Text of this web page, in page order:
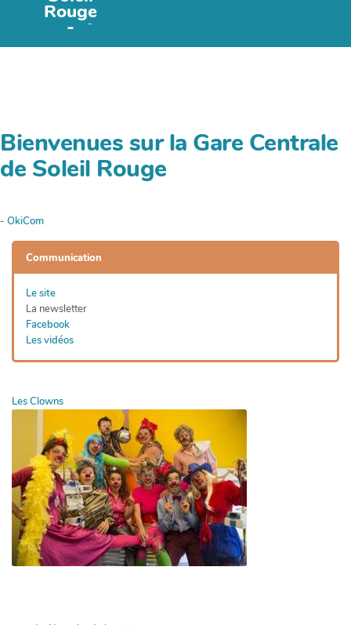
Rouge
-
OkiCom-
e
r
AubergeDeCannedda
Bienvenues sur la Gare Centrale
de Soleil Rouge
- OkiCom
Communication
Le site
La newsletter
Facebook
Les vidéos
Les Clowns